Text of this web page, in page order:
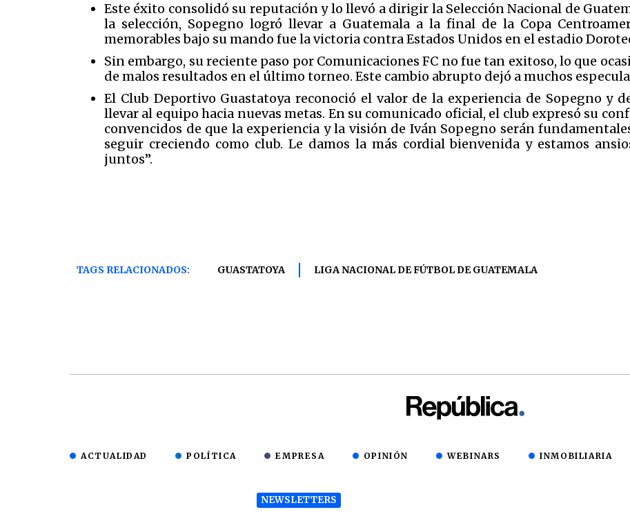
Este éxito consolidó su reputación y lo llevó a dirigir la Selección Nacional de
la selección, Sopegno logró llevar a Guatemala a la final de la Copa
memorables bajo su mando fue la victoria contra Estados Unidos en el estadio
Sin embargo, su reciente paso por Comunicaciones FC no fue tan exitoso, lo que
de malos resultados en el último torneo. Este cambio abrupto dejó a muchos
El Club Deportivo Guastatoya reconoció el valor de la experiencia de Sopegno y
llevar al equipo hacia nuevas metas. En su comunicado oficial, el club expresó su
convencidos de que la experiencia y la visión de Iván Sopegno serán
seguir creciendo como club. Le damos la más cordial bienvenida y estamos
juntos”.
TAGS RELACIONADOS: GUASTATOYA LIGA NACIONAL DE FÚTBOL DE GUATEMALA
ACTUALIDAD POLÍTICA EMPRESA OPINIÓN WEBINARS INMOBILIARIA
NEWSLETTERS